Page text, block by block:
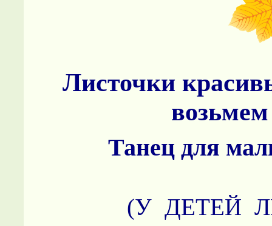
Листочки
возьмем
Танец для
(У ДЕТЕЙ